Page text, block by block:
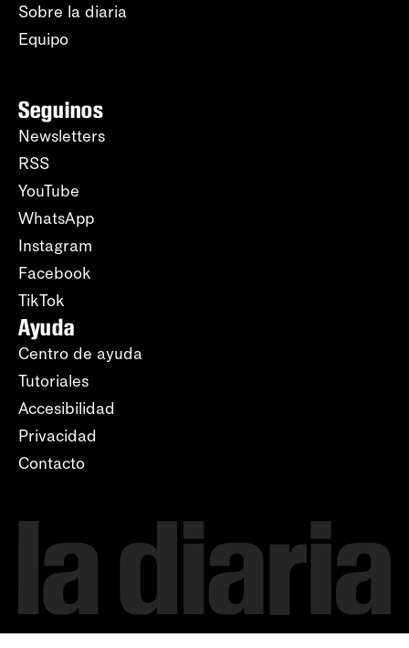
Sobre la diaria
Equipo
Seguinos
Newsletters
RSS
YouTube
WhatsApp
Instagram
Facebook
TikTok
Ayuda
Centro de ayuda
Tutoriales
Accesibilidad
Privacidad
Contacto